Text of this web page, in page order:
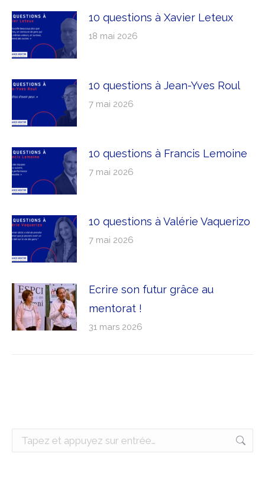
10 questions à Xavier Leteux
18 mai 2026
10 questions à Jean-Yves Roul
7 mai 2026
10 questions à Francis Lemoine
7 mai 2026
10 questions à Valérie Vaquerizo
7 mai 2026
Ecrire son futur grâce au
mentorat !
31 mars 2026
Recherche
: